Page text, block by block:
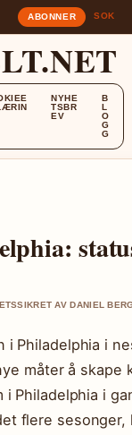
ABONNER SOK
NYHE
TSBR
EV
B
L
O
G
G
AV DANIEL
i Philadelphia i
måter å skape
i Philadelphia i
flere sesonger,